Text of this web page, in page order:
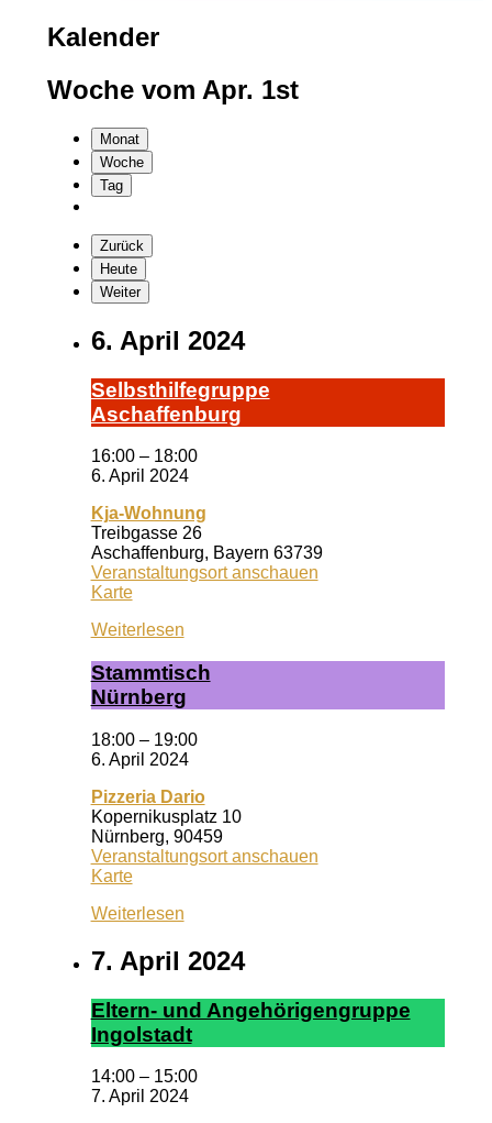
Kalender
Woche vom Apr. 1st
Monat
Woche
Tag
Zurück
Heute
Weiter
6. April 2024
Selbst­hil­fe­grup­pe
A­schaf­fen­burg
16:00 – 18:00
6. April 2024
Kja-Wohnung
Treibgasse 26
Aschaffenburg, Bayern 63739
Veranstaltungsort anschauen
KarteKja-
Weiterlesen
Stamm­tisch
Nürn­berg
18:00 – 19:00
6. April 2024
Pizzeria Dario
Kopernikusplatz 10
Nürnberg, 90459
Veranstaltungsort anschauen
KartePizzeria
Weiterlesen
7. April 2024
El­tern- und An­ge­hör­ig­en­grup­pe
In­gol­stadt
14:00 – 15:00
7. April 2024